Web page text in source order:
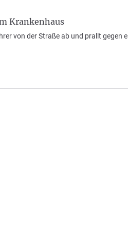
Krankenhaus
von der Straße ab und prallt